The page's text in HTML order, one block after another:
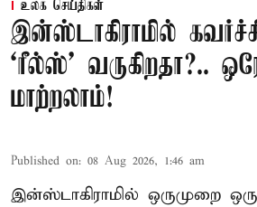
உலக செய்திகள்
இன்ஸ்டாகிராமில்
‘ரீல்ஸ்’ வருகிறதா?..
மாற்றலாம்!
Published on: 08 Aug 2026, 1:46 am
இன்ஸ்டாகிராமில் ஒருமுறை